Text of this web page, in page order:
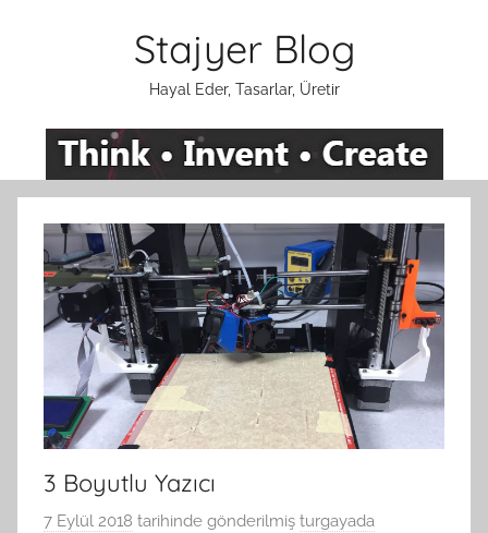
Stajyer Blog
Hayal Eder, Tasarlar, Üretir
3 Boyutlu Yazıcı
7 Eylül 2018 tarihinde gönderilmiş turgayada